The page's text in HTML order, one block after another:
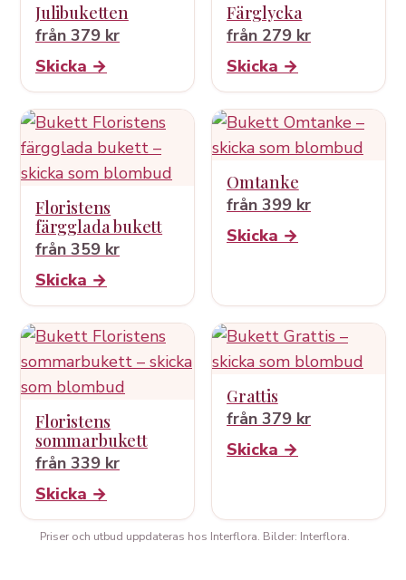
Julibuketten
från 379 kr
Skicka →
Färglycka
från 279 kr
Skicka →
Floristens
färgglada bukett
från 359 kr
Skicka →
Omtanke
från 399 kr
Skicka →
Floristens
sommarbukett
från 339 kr
Skicka →
Grattis
från 379 kr
Skicka →
Priser och utbud uppdateras hos Interflora. Bilder: Interflora.